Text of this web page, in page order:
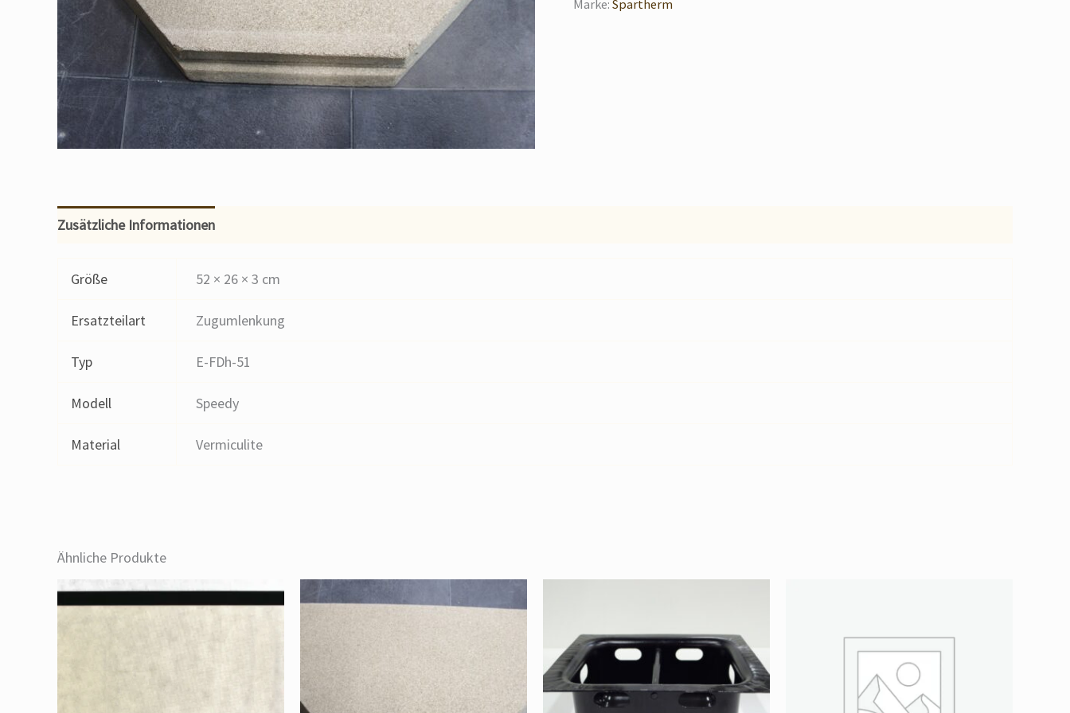
Marke: Spartherm
Zusätzliche Informationen
Größe 52 × 26 × 3 cm
Ersatzteilart Zugumlenkung
Typ E-FDh-51
Modell Speedy
Material Vermiculite
Ähnliche Produkte